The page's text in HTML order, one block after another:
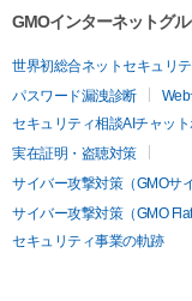
GMOインターネットグ
世界初総合ネットセキュリ
パスワード漏洩診断
セキュリティ相談AIチャット
実在証明・盗聴対策
サイバー攻撃対策（GMOサ
サイバー攻撃対策（GMO
セキュリティ事業の軌跡